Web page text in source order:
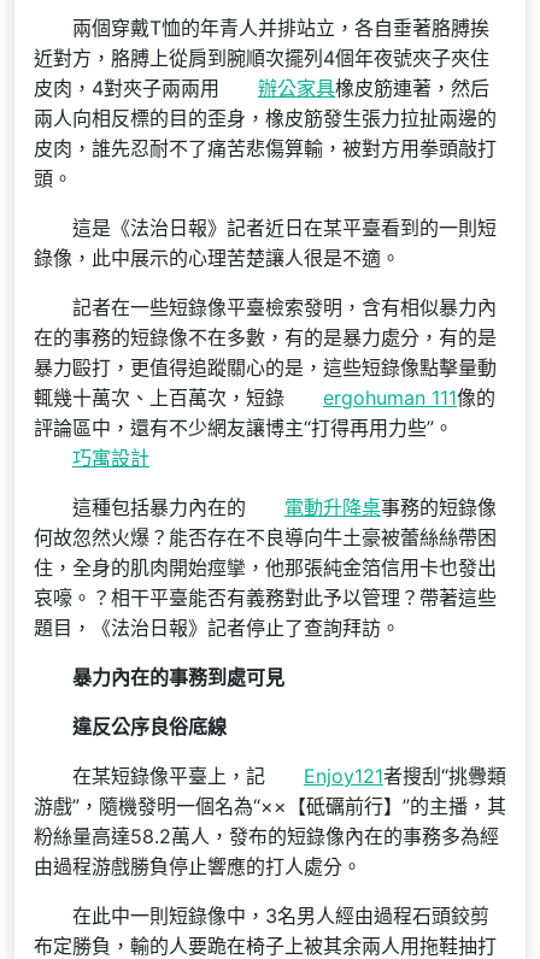
兩個穿戴T恤的年青人并排站立，各自垂著胳膊挨
近對方，胳膊上從肩到腕順次擺列4個年夜號夾子夾住
皮肉，4對夾子兩兩用
辦公家具橡皮筋連著，然后
兩人向相反標的目的歪身，橡皮筋發生張力拉扯兩邊的
皮肉，誰先忍耐不了痛苦悲傷算輸，被對方用拳頭敲打
頭。
這是《法治日報》記者近日在某平臺看到的一則短
錄像，此中展示的心理苦楚讓人很是不適。
記者在一些短錄像平臺檢索發明，含有相似暴力內
在的事務的短錄像不在多數，有的是暴力處分，有的是
暴力毆打，更值得追蹤關心的是，這些短錄像點擊量動
輒幾十萬次、上百萬次，短錄
ergohuman 111像的
評論區中，還有不少網友讓博主“打得再用力些”。
巧寓設計
這種包括暴力內在的 電動升降桌事務的短錄像
何故忽然火爆？能否存在不良導向牛土豪被蕾絲絲帶困
住，全身的肌肉開始痙攣，他那張純金箔信用卡也發出
哀嚎。？相干平臺能否有義務對此予以管理？帶著這些
題目，《法治日報》記者停止了查詢拜訪。
暴力內在的事務到處可見
違反公序良俗底線
在某短錄像平臺上，記 Enjoy121者搜刮“挑釁類
游戲”，隨機發明一個名為“××【砥礪前行】”的主播，其
粉絲量高達58.2萬人，發布的短錄像內在的事務多為經
由過程游戲勝負停止響應的打人處分。
在此中一則短錄像中，3名男人經由過程石頭鉸剪
布定勝負，輸的人要跪在椅子上被其余兩人用拖鞋抽打